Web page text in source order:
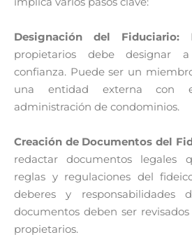
Designación del Fiduciario:
propietarios debe designar
confianza. Puede ser un
una entidad externa con
administración de condominios.
Creación de Documentos del
redactar documentos legales
reglas y regulaciones del
deberes y responsabilidades
documentos deben ser
propietarios.